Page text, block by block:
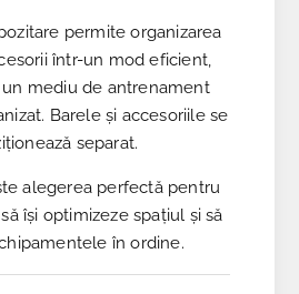
permite organizarea
într-un mod eficient,
mediu de antrenament
Barele și accesoriile se
separat.
alegerea perfectă pentru
își optimizeze spațiul și să
în ordine.